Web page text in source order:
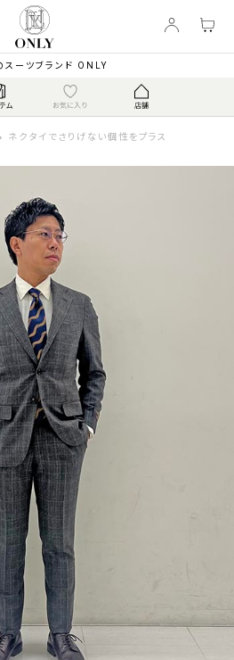
スーツブランド ONLY
ネクタイでさりげない個性をプラス